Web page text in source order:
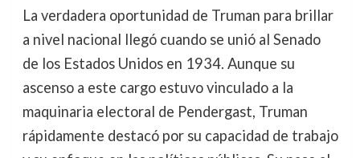
La verdadera oportunidad de Truman para brillar
a nivel nacional llegó cuando se unió al Senado
de los Estados Unidos en 1934. Aunque su
ascenso a este cargo estuvo vinculado a la
maquinaria electoral de Pendergast, Truman
rápidamente destacó por su capacidad de trabajo